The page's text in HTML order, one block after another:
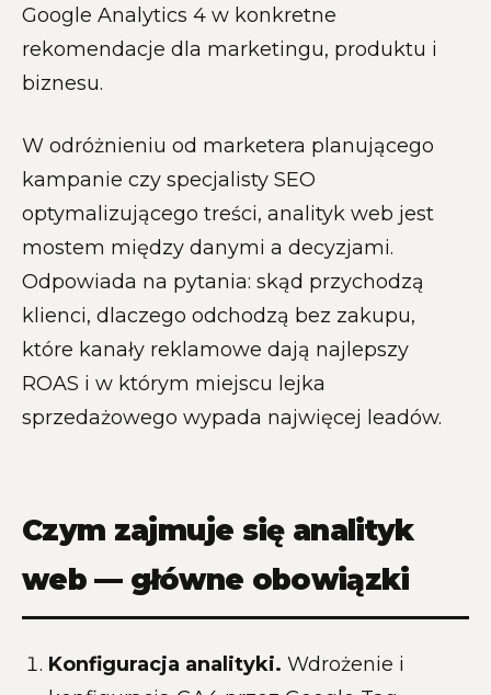
Google Analytics 4 w konkretne
rekomendacje dla marketingu, produktu i
biznesu.
W odróżnieniu od marketera planującego
kampanie czy specjalisty SEO
optymalizującego treści, analityk web jest
mostem między danymi a decyzjami.
Odpowiada na pytania: skąd przychodzą
klienci, dlaczego odchodzą bez zakupu,
które kanały reklamowe dają najlepszy
ROAS i w którym miejscu lejka
sprzedażowego wypada najwięcej leadów.
Czym zajmuje się analityk
web — główne obowiązki
Konfiguracja analityki. Wdrożenie i